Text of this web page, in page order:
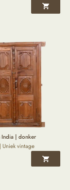
India | donker
vintage